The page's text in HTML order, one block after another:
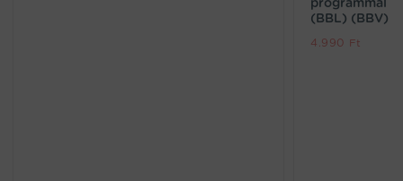
(BBL) (BBV)
4.990 Ft